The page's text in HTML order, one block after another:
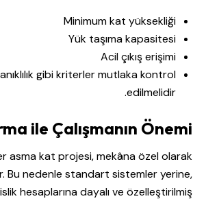
Minimum kat yüksekliği
Yük taşıma kapasitesi
Acil çıkış erişimi
gibi kriterler mutlaka kontrol
edilmelidir.
ile Çalışmanın Önemi
asma kat projesi, mekâna özel olarak
Bu nedenle standart sistemler yerine,
hesaplarına dayalı ve özelleştirilmiş